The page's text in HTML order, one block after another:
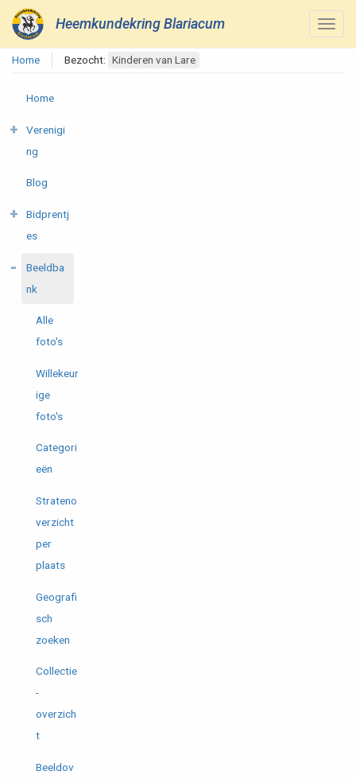
Heemkundekring Blariacum
Home Bezocht: Kinderen van Lare
Home
Verenigi
ng
Blog
Bidprentj
es
Beeldba
nk
Alle
foto's
Willekeur
ige
foto's
Categori
eën
Strateno
verzicht
per
plaats
Geografi
sch
zoeken
Collectie
-
overzich
t
Beeldov